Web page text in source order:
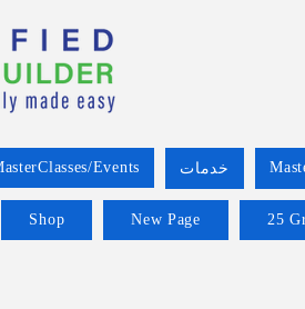
Events خدمات
Shop New Page 25